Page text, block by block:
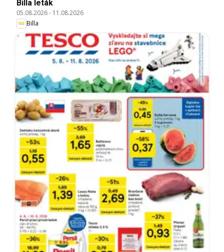
Billa leták
05.08.2026- 11.08.2026
Billa